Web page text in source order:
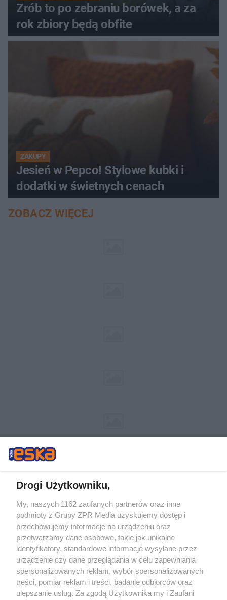
Zrób to po zebraniu borówek, a za
rok zbiory będą obfite
ZAKUPY
Jesień w Pepco! Stylowe kubki i
dodatki w świetnych cenach
ZOBACZ WIĘCEJ
Żaden utwór zamieszczony w serwisie nie może być powielany i
rozpowszechniany lub dalej rozpowszechniany w jakikolwiek sposób (w
tym także elektroniczny lub mechaniczny) na jakimkolwiek polu
eksploatacji w jakiejkolwiek formie, włącznie z umieszczaniem w Internecie
bez pisemnej zgody właściciela praw. Jakiekolwiek użycie lub
wykorzystanie utworów w całości lub w części z naruszeniem prawa, tzn.
bez właściwej zgody, jest zabronione pod groźbą kary i może być ścigane
prawnie.
Drogi Użytkowniku,
My, naszych 1162 zaufanych partnerów oraz inne
podmioty z Grupy ZPR Media uzyskujemy dostęp i
przechowujemy informacje na urządzeniu oraz
przetwarzamy dane osobowe, takie jak unikalne
identyfikatory, standardowe informacje wysyłane przez
urządzenie czy dane przeglądania w celu zapewniania
spersonalizowanych reklam, wybór spersonalizowanych
treści, pomiar reklam i treści, badanie odbiorców oraz
ulepszanie usług. Za zgodą Użytkownika my i Zaufani